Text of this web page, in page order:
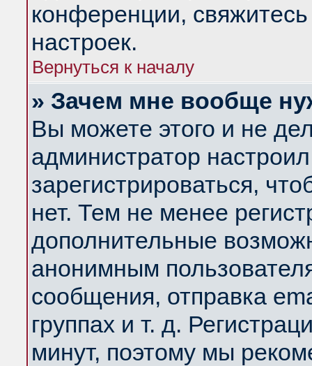
конференции,
настроек.
Вернуться к началу
» Зачем мне вообще
Вы можете этого и не
администратор
зарегистрироваться,
нет. Тем не менее
дополнительные
анонимным
сообщения, отправка
группах и т. д.
минут, поэтому мы